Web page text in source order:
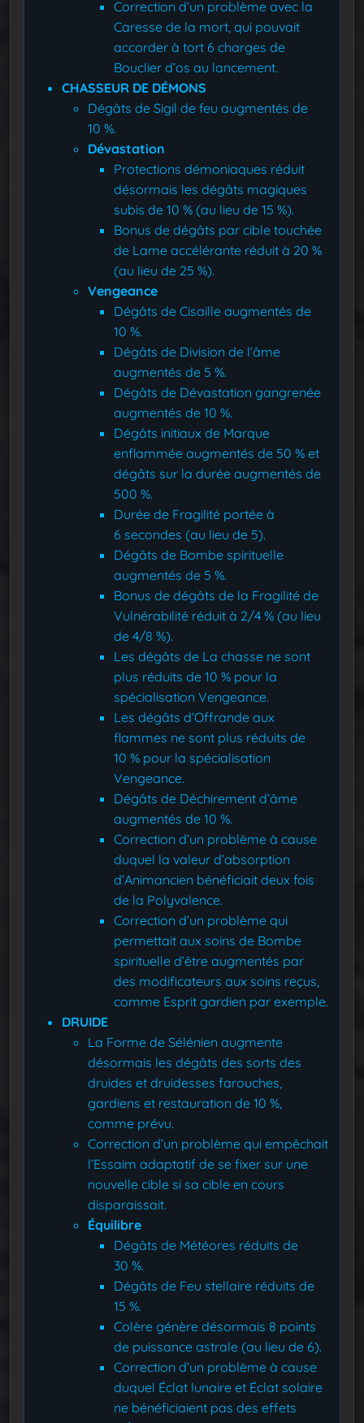
Correction d’un problème avec la
Caresse de la mort, qui pouvait
accorder à tort 6 charges de
Bouclier d’os au lancement.
CHASSEUR DE DÉMONS
Dégâts de Sigil de feu augmentés de
10 %.
Dévastation
Protections démoniaques réduit
désormais les dégâts magiques
subis de 10 % (au lieu de 15 %).
Bonus de dégâts par cible touchée
de Lame accélérante réduit à 20 %
(au lieu de 25 %).
Vengeance
Dégâts de Cisaille augmentés de
10 %.
Dégâts de Division de l’âme
augmentés de 5 %.
Dégâts de Dévastation gangrenée
augmentés de 10 %.
Dégâts initiaux de Marque
enflammée augmentés de 50 % et
dégâts sur la durée augmentés de
500 %.
Durée de Fragilité portée à
6 secondes (au lieu de 5).
Dégâts de Bombe spirituelle
augmentés de 5 %.
Bonus de dégâts de la Fragilité de
Vulnérabilité réduit à 2/4 % (au lieu
de 4/8 %).
Les dégâts de La chasse ne sont
plus réduits de 10 % pour la
spécialisation Vengeance.
Les dégâts d’Offrande aux
flammes ne sont plus réduits de
10 % pour la spécialisation
Vengeance.
Dégâts de Déchirement d’âme
augmentés de 10 %.
Correction d’un problème à cause
duquel la valeur d’absorption
d’Animancien bénéficiait deux fois
de la Polyvalence.
Correction d’un problème qui
permettait aux soins de Bombe
spirituelle d’être augmentés par
des modificateurs aux soins reçus,
comme Esprit gardien par exemple.
DRUIDE
La Forme de Sélénien augmente
désormais les dégâts des sorts des
druides et druidesses farouches,
gardiens et restauration de 10 %,
comme prévu.
Correction d’un problème qui empêchait
l’Essaim adaptatif de se fixer sur une
nouvelle cible si sa cible en cours
disparaissait.
Équilibre
Dégâts de Météores réduits de
30 %.
Dégâts de Feu stellaire réduits de
15 %.
Colère génère désormais 8 points
de puissance astrale (au lieu de 6).
Correction d’un problème à cause
duquel Éclat lunaire et Éclat solaire
ne bénéficiaient pas des effets